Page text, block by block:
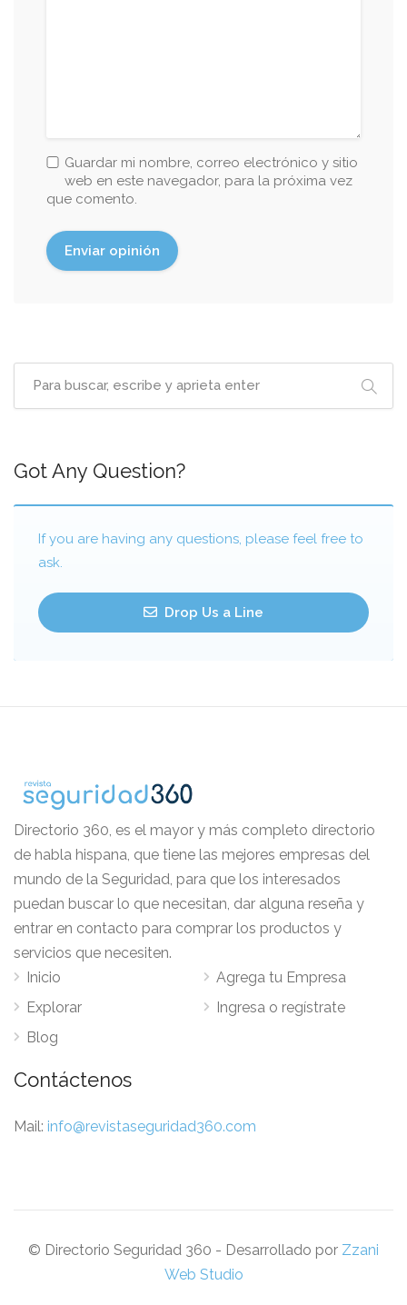
Guardar mi nombre, correo electrónico y sitio
web en este navegador, para la próxima vez
que comento.
Got Any Question?
If you are having any questions, please feel free to
ask.
Drop Us a Line
Directorio 360, es el mayor y más completo directorio
de habla hispana, que tiene las mejores empresas del
mundo de la Seguridad, para que los interesados
puedan buscar lo que necesitan, dar alguna reseña y
entrar en contacto para comprar los productos y
servicios que necesiten.
Inicio
Explorar
Blog
Agrega tu Empresa
Ingresa o regístrate
Contáctenos
Mail: info@revistaseguridad360.com
© Directorio Seguridad 360 - Desarrollado por Zzani
Web Studio